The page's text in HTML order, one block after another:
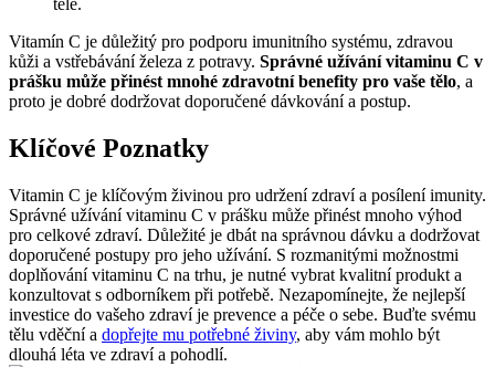
těle.
Vitamín C je důležitý pro podporu imunitního systému, zdravou
kůži a vstřebávání železa z potravy. Správné užívání vitaminu C v
prášku může přinést mnohé zdravotní benefity pro vaše tělo, a
proto je dobré dodržovat doporučené dávkování a postup.
Klíčové Poznatky
Vitamin C je klíčovým živinou pro udržení zdraví a posílení imunity.
Správné užívání vitaminu C v prášku může přinést mnoho výhod
pro celkové zdraví. Důležité je dbát na správnou dávku a dodržovat
doporučené postupy pro jeho užívání. S rozmanitými možnostmi
doplňování vitaminu C na trhu, je nutné vybrat kvalitní produkt a
konzultovat s odborníkem při potřebě. Nezapomínejte, že nejlepší
investice do vašeho zdraví je prevence a péče o sebe. Buďte svému
tělu vděční a dopřejte mu potřebné živiny, aby vám mohlo být
dlouhá léta ve zdraví a pohodlí.